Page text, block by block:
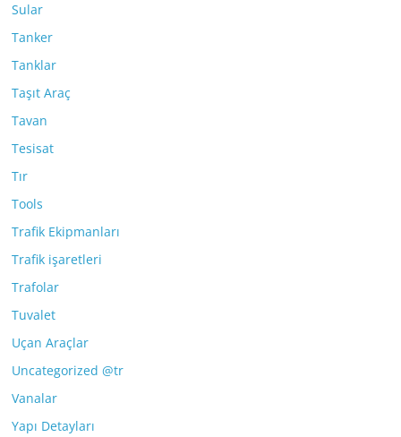
Sular
Tanker
Tanklar
Taşıt Araç
Tavan
Tesisat
Tır
Tools
Trafik Ekipmanları
Trafik işaretleri
Trafolar
Tuvalet
Uçan Araçlar
Uncategorized @tr
Vanalar
Yapı Detayları